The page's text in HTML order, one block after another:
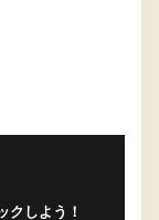
クしよう！